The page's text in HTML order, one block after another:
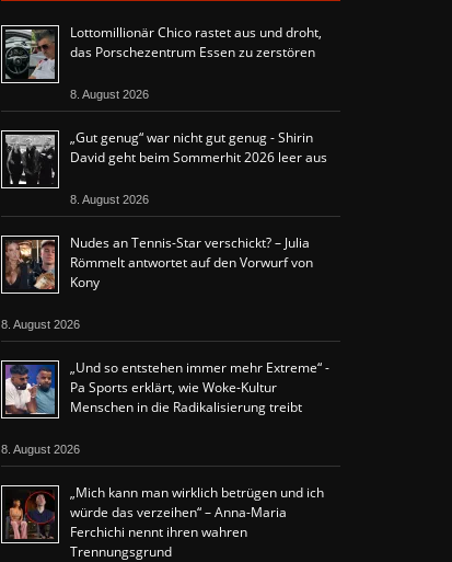
Lottomillionär Chico rastet aus und droht,
das Porschezentrum Essen zu zerstören
8. August 2026
„Gut genug“ war nicht gut genug - Shirin
David geht beim Sommerhit 2026 leer aus
8. August 2026
Nudes an Tennis-Star verschickt? – Julia
Römmelt antwortet auf den Vorwurf von
Kony
8. August 2026
„Und so entstehen immer mehr Extreme“ -
Pa Sports erklärt, wie Woke-Kultur
Menschen in die Radikalisierung treibt
8. August 2026
„Mich kann man wirklich betrügen und ich
würde das verzeihen“ – Anna-Maria
Ferchichi nennt ihren wahren
Trennungsgrund